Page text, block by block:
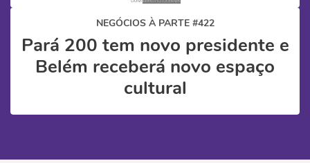
NEGÓCIOS À PARTE #422
Pará 200 tem novo presidente e
Belém receberá novo espaço
cultural